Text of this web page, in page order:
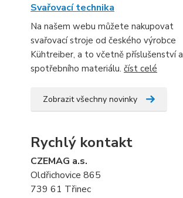
Svařovací technika
Na našem webu můžete nakupovat
svařovací stroje od českého výrobce
Kühtreiber, a to včetně příslušenství a
spotřebního materiálu. číst celé
Zobrazit všechny novinky
Rychlý kontakt
CZEMAG a.s.
Oldřichovice 865
739 61 Třinec